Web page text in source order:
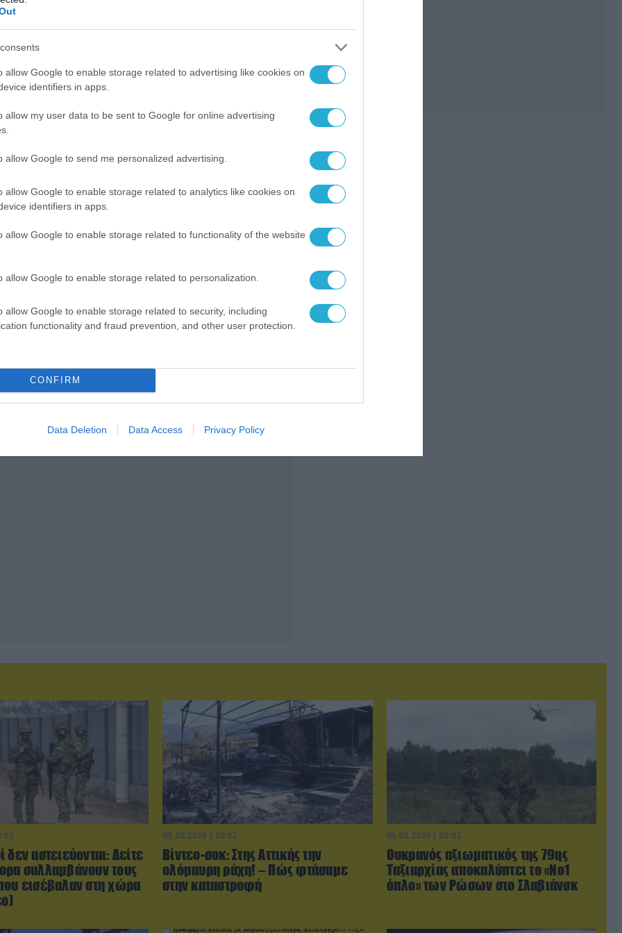
allow Google to enable storage related to advertising like cookies on
identifiers in apps.
allow my user data to be sent to Google for online advertising
allow Google to send me personalized advertising.
allow Google to enable storage related to analytics like cookies on
identifiers in apps.
allow Google to enable storage related to functionality of the website
allow Google to enable storage related to personalization.
allow Google to enable storage related to security, including
functionality and fraud prevention, and other user protection.
CONFIRM
Data Deletion Data Access Privacy Policy
ΑΡΘΡΟ
αστειεύονται: Δείτε
συλλαμβάνουν τους
εισέβαλαν στη χώρα
05.08.2026 | 02:02
Βίντεο-σοκ: Στης Αττικής την
ολόμαυρη ράχη! – Πώς φτάσαμε
στην καταστροφή
05.08.2026 | 00:02
Ουκρανός αξιωματικός της 79ης
Ταξιαρχίας αποκαλύπτει το «Νο1
όπλο» των Ρώσων στο Σλαβιάνσκ